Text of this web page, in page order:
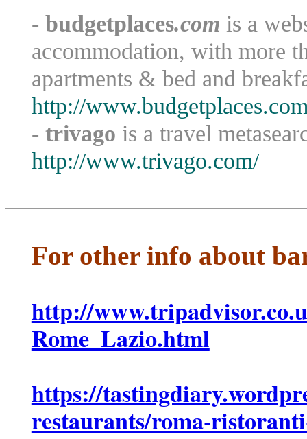
- budgetplaces.com is a
accommodation, with more
apartments & bed and
http://
- trivago is a travel
http://www.trivago.com/
For other info about
http://
Rome_Lazio.html
https://
restaurants/roma-